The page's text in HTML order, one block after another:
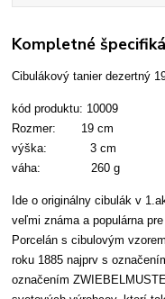
Kompletné
Cibulákový tanier dezertný
kód produktu: 10009
Rozmer: 19 cm
výška: 3 cm
váha: 260 g
Ide o originálny cibulák v
veľmi známa a populárna
Porcelán s cibulovým
roku 1885 najprv s
označením